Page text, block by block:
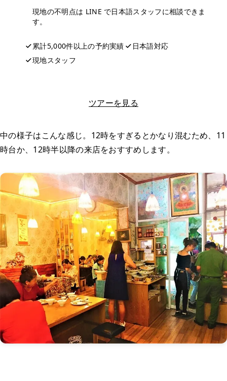
現地の不明点は LINE で日本語スタッフに相談できま
す。
累計5,000件以上の予約実績
日本語対応
現地スタッフ
ツアーを見る
中の様子はこんな感じ。12時をすぎるとかなり混むため、11
時台か、12時半以降の来店をおすすめします。